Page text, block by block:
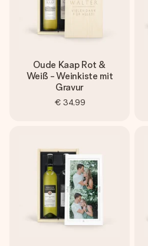
Oude Kaap Rot &
Weiß - Weinkiste mit
Gravur
€ 34,99